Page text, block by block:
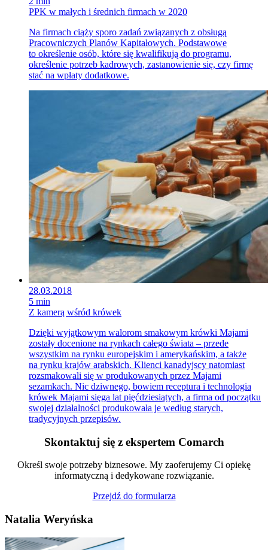
PPK w małych i średnich firmach w 2020
Na firmach ciąży sporo zadań związanych z obsługą
Pracowniczych Planów Kapitałowych. Podstawowe
to określenie osób, które się kwalifikują do programu,
określenie potrzeb kadrowych, zastanowienie się, czy firmę
stać na wpłaty dodatkowe.
28.03.2018
5 min
Z kamerą wśród krówek
Dzięki wyjątkowym walorom smakowym krówki Majami
zostały docenione na rynkach całego świata – przede
wszystkim na rynku europejskim i amerykańskim, a także
na rynku krajów arabskich. Klienci kanadyjscy natomiast
rozsmakowali się w produkowanych przez Majami
sezamkach. Nic dziwnego, bowiem receptura i technologia
krówek Majami sięga lat pięćdziesiątych, a firma od początku
swojej działalności produkowała je według starych,
tradycyjnych przepisów.
Skontaktuj się z ekspertem Comarch
Określ swoje potrzeby biznesowe. My zaoferujemy Ci opiekę
informatyczną i dedykowane rozwiązanie.
Przejdź do formularza
Natalia Weryńska